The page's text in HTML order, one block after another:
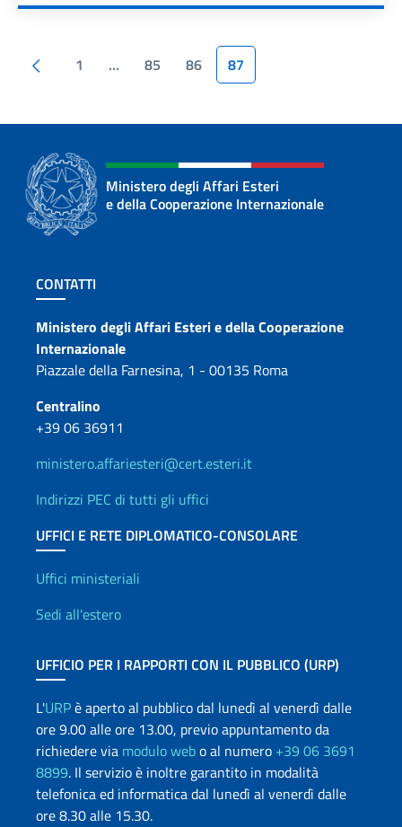
Pagina precedente
1 … 85 86 87
Ministero degli Affari Esteri
e della Cooperazione Internazionale
Sezione footer
CONTATTI
Contatti
Ministero degli Affari Esteri e della Cooperazione
Internazionale
Piazzale della Farnesina, 1 - 00135 Roma
Centralino
+39 06 36911
ministero.affariesteri@cert.esteri.it
Indirizzi PEC di tutti gli uffici
UFFICI E RETE DIPLOMATICO-CONSOLARE
Uffici e Rete diplomatica
Uffici ministeriali
Sedi all'estero
UFFICIO PER I RAPPORTI CON IL PUBBLICO (URP)
L'URPè aperto al pubblico dal lunedì al venerdì dalle
ore 9.00 alle ore 13.00, previo appuntamento da
richiedere via modulo webo al numero +39 06 3691
8899. Il servizio è inoltre garantito in modalità
telefonica ed informatica dal lunedì al venerdì dalle
ore 8.30 alle 15.30.